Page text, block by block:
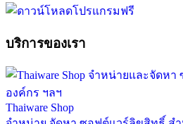
บริการของเรา
Thaiware Shop